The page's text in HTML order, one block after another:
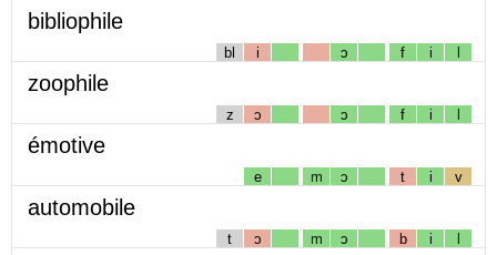
bibliophile
bl i ɔ f i l
zoophile
z ɔ ɔ f i l
émotive
e m ɔ t i v
automobile
t ɔ m ɔ b i l